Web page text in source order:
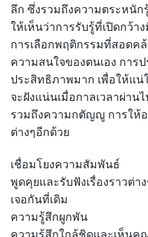
ลึก ซึ่งรวมถึงความตระหนัก
ให้เห็นว่าการรับรู้ที่เปิดกว้า
การเลือกพฤติกรรมที่สอดค
ความสนใจของตนเอง การ
ประสิทธิภาพมาก เพื่อให้แน่
จะฝังแน่นเมื่อกาลเวลาผ่าน
รวมถึงความกตัญญู การให้
ต่างๆอีกด้วย
เชื่อมโยงความสัมพันธ์
พูดคุยและรับฟังเรื่องราวต่าง
เจอกันที่เดิม
ความรู้สึกผูกพัน